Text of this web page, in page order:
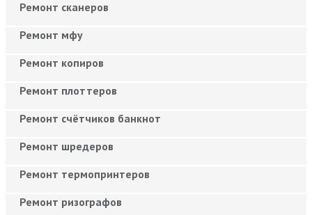
Ремонт сканеров
Ремонт мфу
Ремонт копиров
Ремонт плоттеров
Ремонт счётчиков банкнот
Ремонт шредеров
Ремонт термопринтеров
Ремонт ризографов